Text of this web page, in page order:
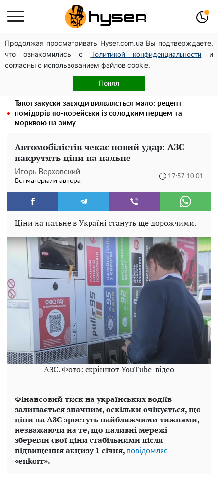
Продолжая просматривать Hyser.com.ua Вы подтверждаете,
что ознакомились с
Политикой конфиденциальности
и
согласны с использованием файлов cookie.
Понял
Павло Прудніков та його дивовижна кар'єра від актора
у російському театрі до номінанта у керівники
Федерації профспілок
Олена Тополя злив відео – це далеко не все: фронтмен
"Антитіла" Тарас Тополя став наступним
Такої закуски завжди виявляється мало: рецепт
помідорів по-корейськи із солодким перцем та
морквою на зиму
Автомобілістів чекає новий удар: АЗС
накрутять ціни на пальне
Игорь Верховский
Всі матеріали автора
17:57 10.01
Ціни на пальне в Україні стануть ще дорожчими.
АЗС. Фото: скріншот YouTube-відео
Фінансовий тиск на українських водіїв
залишається значним, оскільки очікується, що
ціни на АЗС зростуть найближчими тижнями,
незважаючи на те, що паливні мережі
зберегли свої ціни стабільними після
підвищення акцизу 1 січня, повідомляє
«enkorr».